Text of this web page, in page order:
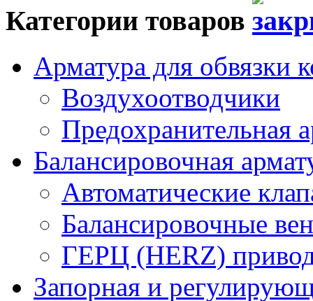
Категории товаров
Арматура для обвязки
Воздухоотводчики
Предохранительная
Балансировочная
Автоматические
Балансировочные
ГЕРЦ (HERZ)
Запорная и